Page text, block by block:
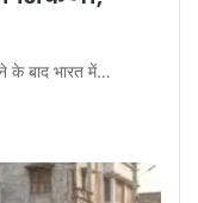
के बाद भारत में…